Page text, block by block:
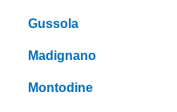
Gussola
Madignano
Montodine